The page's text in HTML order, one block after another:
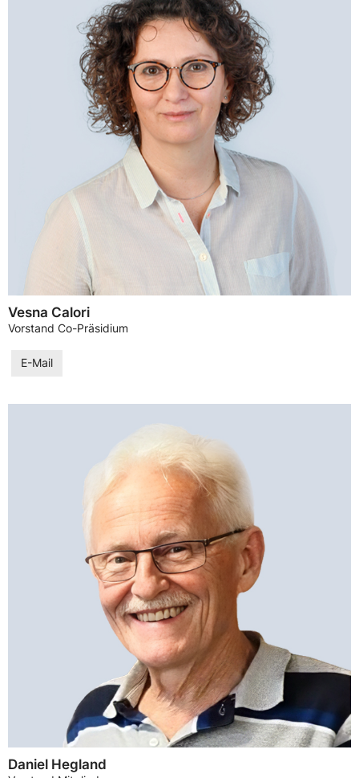
Vesna Calori
Vorstand Co-Präsidium
E-Mail
Daniel Hegland